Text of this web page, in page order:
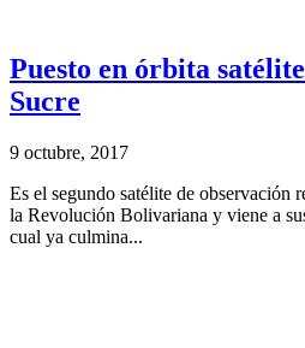
Puesto en órbita
Sucre
9 octubre, 2017
Es el segundo satélite de observación
la Revolución Bolivariana y viene a
cual ya culmina...